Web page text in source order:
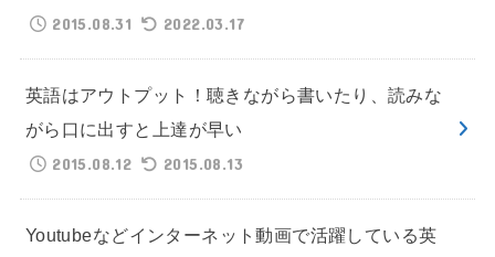
2015.08.31
2022.03.17
英語はアウトプット！聴きながら書いたり、読みな
がら口に出すと上達が早い
2015.08.12
2015.08.13
Youtubeなどインターネット動画で活躍している英